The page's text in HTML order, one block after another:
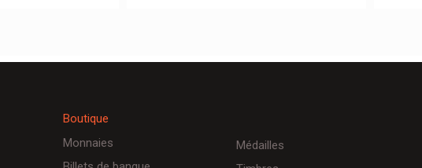
Boutique
Monnaies
Médailles